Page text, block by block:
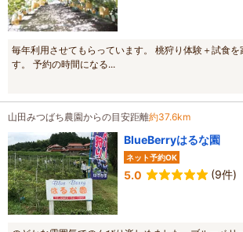
毎年利用させてもらっています。 桃狩り体験＋試食を
す。 予約の時間になる...
山田みつばち農園からの目安距離約37.6km
BlueBerryはるな園
ネット予約OK
5.0 (9件)